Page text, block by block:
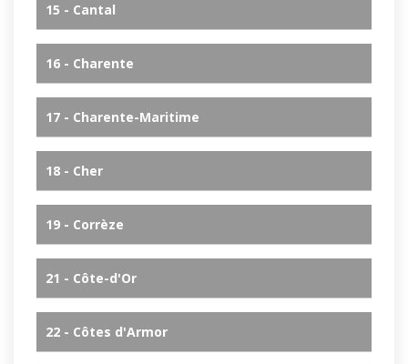
15 - Cantal
16 - Charente
17 - Charente-Maritime
18 - Cher
19 - Corrèze
21 - Côte-d'Or
22 - Côtes d'Armor